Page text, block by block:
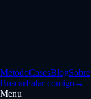
MétodoCasesBlogSobre
BuscarFalar comigo→
Menu